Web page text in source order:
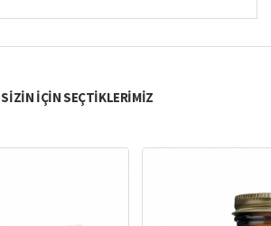
SIZIN IÇIN SEÇTIKLERIMIZ